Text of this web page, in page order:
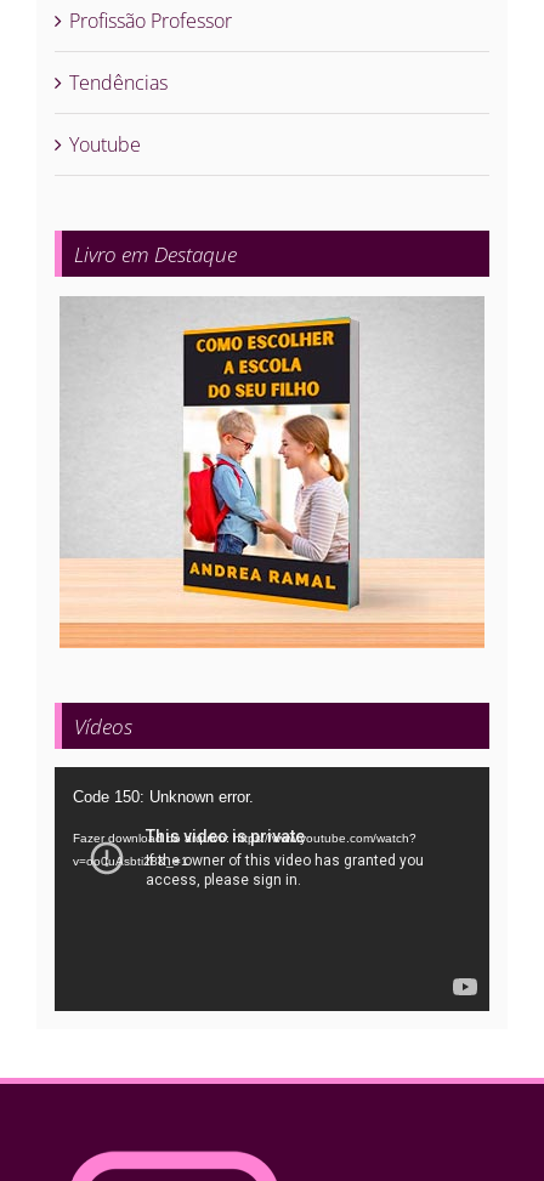
Profissão Professor
Tendências
Youtube
Livro em Destaque
Vídeos
Tocador
vídeo
Code 150: Unknown error.
Fazer download do arquivo: https://www.youtube.com/watch?
v=oo0uAsbti28&_=1